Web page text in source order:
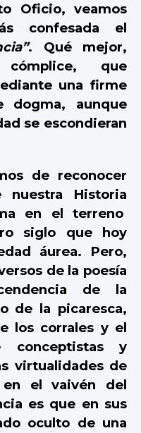
Oficio, veamos
confesada el
. Qué mejor,
que
una firme
dogma, aunque
se escondieran
de reconocer
nuestra Historia
en el terreno
siglo que hoy
áurea. Pero,
de la poesía
de la
de la picaresca,
los corrales y el
conceptistas y
virtualidades de
en el vaivén del
es que en sus
oculto de una